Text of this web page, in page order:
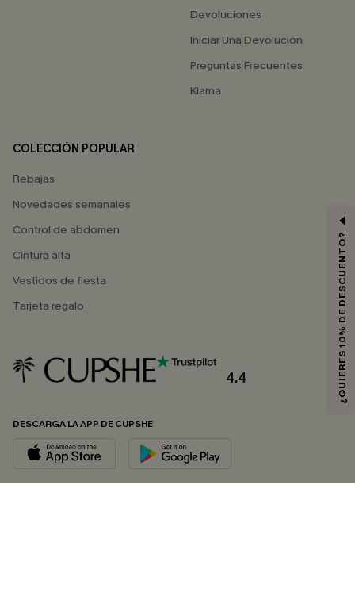
Devoluciones
Iniciar Una Devolución
Preguntas Frecuentes
Klarna
COLECCIÓN POPULAR
Rebajas
Novedades semanales
Control de abdomen
Cintura alta
Vestidos de fiesta
Tarjeta regalo
4.4
DESCARGA LA APP DE CUPSHE
¿QUIERES 10% DE DESCUENTO?